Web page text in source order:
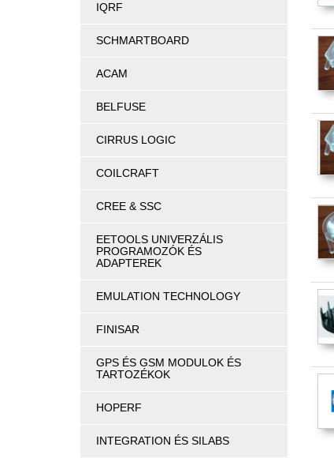
IQRF
SCHMARTBOARD
ACAM
BELFUSE
CIRRUS LOGIC
COILCRAFT
CREE & SSC
EETOOLS UNIVERZÁLIS
PROGRAMOZÓK ÉS
ADAPTEREK
EMULATION TECHNOLOGY
FINISAR
GPS ÉS GSM MODULOK ÉS
TARTOZÉKOK
HOPERF
INTEGRATION ÉS SILABS